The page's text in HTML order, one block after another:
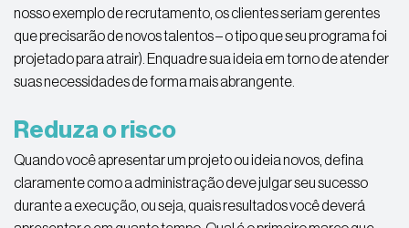
nosso exemplo de recrutamento, os clientes seriam gerentes
que precisarão de novos talentos – o tipo que seu programa foi
projetado para atrair). Enquadre sua ideia em torno de atender
suas necessidades de forma mais abrangente.
Reduza o risco
Quando você apresentar um projeto ou ideia novos, defina
claramente como a administração deve julgar seu sucesso
durante a execução, ou seja, quais resultados você deverá